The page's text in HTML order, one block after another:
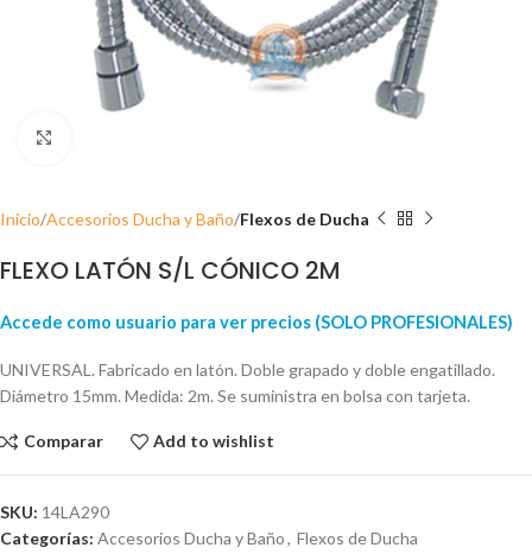
Inicio Accesorios Ducha y Baño Flexos de Ducha
FLEXO LATÓN S/L CÓNICO 2M
Accede como usuario para ver precios (SOLO PROFESIONALES)
UNIVERSAL. Fabricado en latón. Doble grapado y doble engatillado.
Diámetro 15mm. Medida: 2m. Se suministra en bolsa con tarjeta.
Comparar Add to wishlist
SKU: 14LA290
Categorías: Accesorios Ducha y Baño, Flexos de Ducha